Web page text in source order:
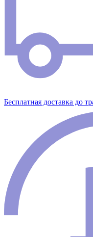
Бесплатная доставка до